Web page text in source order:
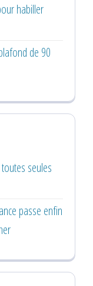
habiller
de 90
seules
passe enfin